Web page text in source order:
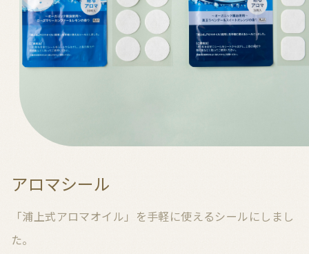
アロマシール
「浦上式アロマオイル」を手軽に使えるシールにしまし
た。